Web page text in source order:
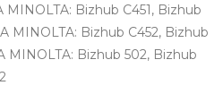
MINOLTA: Bizhub C451, Bizhub
MINOLTA: Bizhub C452, Bizhub
MINOLTA: Bizhub 502, Bizhub